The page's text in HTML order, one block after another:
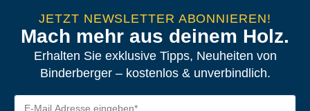
JETZT NEWSLETTER ABONNIEREN!
Mach mehr aus deinem Holz.
Erhalten Sie exklusive Tipps, Neuheiten von
Binderberger – kostenlos & unverbindlich.